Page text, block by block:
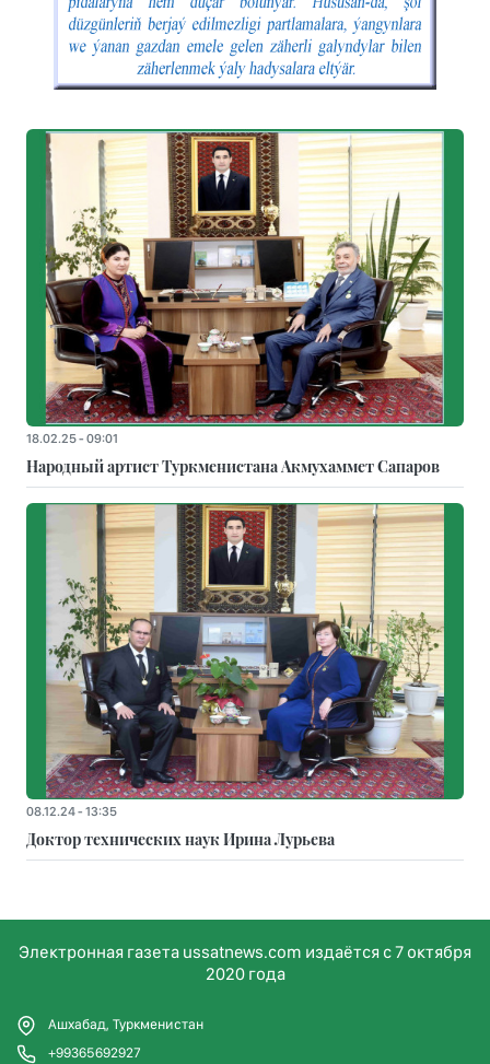
18.02.25 - 09:01
Народный артист Туркменистана Акмухаммет Сапаров
08.12.24 - 13:35
Доктор технических наук Ирина Лурьева
Электронная газета ussatnews.com издаётся с 7 октября
2020 года
Ашхабад, Туркменистан
+99365692927